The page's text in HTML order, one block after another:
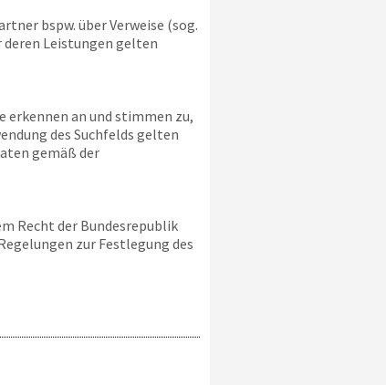
bspw. über Verweise (sog.
Leistungen gelten
erkennen an und stimmen zu,
des Suchfelds gelten
gemäß der
Recht der Bundesrepublik
zur Festlegung des